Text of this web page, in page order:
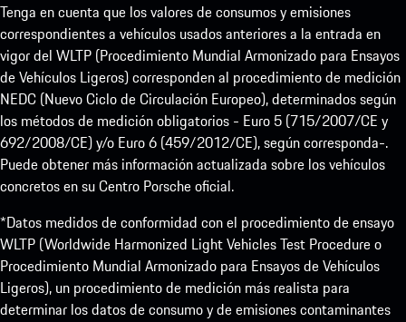
Tenga en cuenta que los valores de consumos y emisiones
correspondientes a vehículos usados anteriores a la entrada en
vigor del WLTP (Procedimiento Mundial Armonizado para Ensayos
de Vehículos Ligeros) corresponden al procedimiento de medición
NEDC (Nuevo Ciclo de Circulación Europeo), determinados según
los métodos de medición obligatorios - Euro 5 (715/2007/CE y
692/2008/CE) y/o Euro 6 (459/2012/CE), según corresponda-.
Puede obtener más información actualizada sobre los vehículos
concretos en su Centro Porsche oficial.
*Datos medidos de conformidad con el procedimiento de ensayo
WLTP (Worldwide Harmonized Light Vehicles Test Procedure o
Procedimiento Mundial Armonizado para Ensayos de Vehículos
Ligeros), un procedimiento de medición más realista para
determinar los datos de consumo y de emisiones contaminantes